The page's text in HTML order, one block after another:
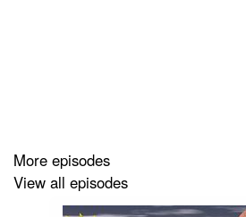
Låtar, Skivor och Artister i Avsnittet:
More episodes
View all episodes